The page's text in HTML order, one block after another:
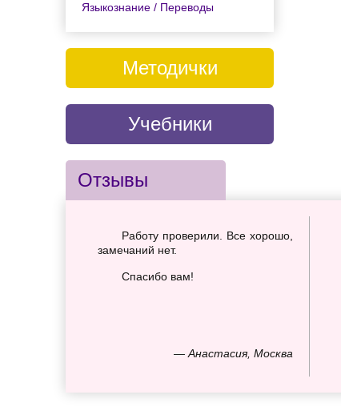
Языкознание / Переводы
Методички
Учебники
Отзывы
— Анастасия, Москва
Работу проверили. Все хорошо,
замечаний нет.
Спасибо вам!